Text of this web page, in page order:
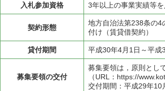
入札参加資格 3年以上の事業実績等
契約形態
地方自治法第238条の4
付け（賃貸借契約）
貸付期間 平成30年4月1日～平成
募集要領の交付
募集要領は，原則とし
（URL：https://
交付期間：平成29年10